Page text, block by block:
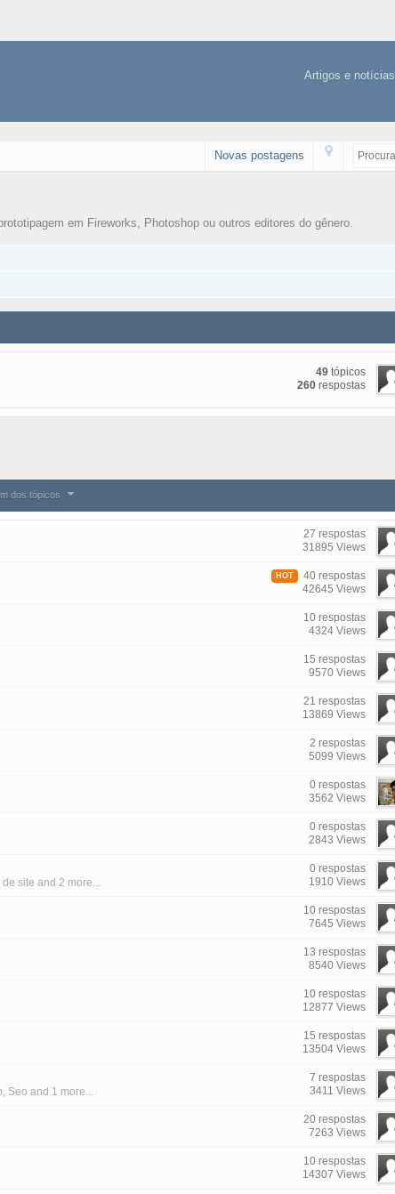
Artigos e notícias
Novas postagens
em Fireworks, Photoshop ou outros editores do gênero.
49tópicos
260respostas
dos tópicos
27 respostas
31895 Views
HOT 40 respostas
42645 Views
10 respostas
4324 Views
15 respostas
9570 Views
21 respostas
13869 Views
2 respostas
5099 Views
0 respostas
3562 Views
0 respostas
2843 Views
site and 2 more...
0 respostas
1910 Views
10 respostas
7645 Views
13 respostas
8540 Views
10 respostas
12877 Views
15 respostas
13504 Views
, Seo and 1 more...
7 respostas
3411 Views
20 respostas
7263 Views
10 respostas
14307 Views